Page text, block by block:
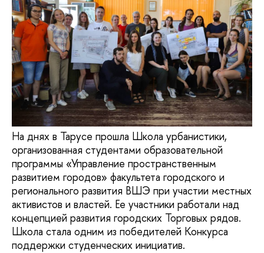
На днях в Тарусе прошла Школа урбанистики,
организованная студентами образовательной
программы «Управление пространственным
развитием городов» факультета городского и
регионального развития ВШЭ при участии местных
активистов и властей. Ее участники работали над
концепцией развития городских Торговых рядов.
Школа стала одним из победителей Конкурса
поддержки студенческих инициатив.